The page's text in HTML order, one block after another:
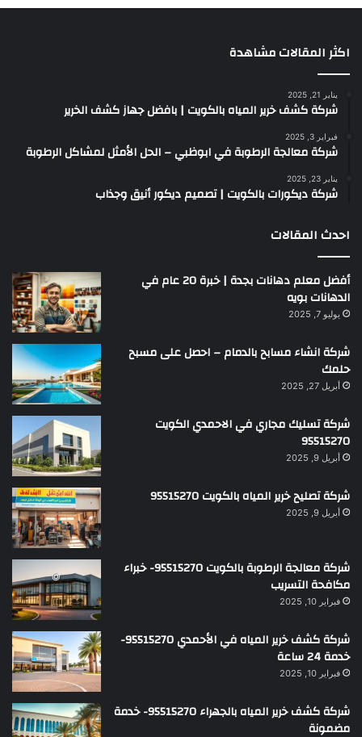
اكثر المقالات مشاهدة
يناير 21, 2025
شركة كشف خرير المياه بالكويت | بافضل جهاز كشف الخرير
فبراير 3, 2025
شركة معالجة الرطوبة في ابوظبي – الحل الأمثل لمشاكل الرطوبة
يناير 23, 2025
شركة ديكورات بالكويت | تصميم ديكور أنيق وجذاب
احدث المقالات
أفضل معلم دهانات بجدة | خبرة 20 عام في
الدهانات بويه
يوليو 7, 2025
شركة انشاء مسابح بالدمام – احصل على مسبح
حلمك
أبريل 27, 2025
شركة تسليك مجاري في الاحمدي الكويت
95515270
أبريل 9, 2025
شركة تصليح خرير المياه بالكويت 95515270
أبريل 9, 2025
شركة معالجة الرطوبة بالكويت 95515270- خبراء
مكافحة التسريب
فبراير 10, 2025
شركة كشف خرير المياه في الأحمدي 95515270-
خدمة 24 ساعة
فبراير 10, 2025
شركة كشف خرير المياه بالجهراء 95515270- خدمة
مضمونة